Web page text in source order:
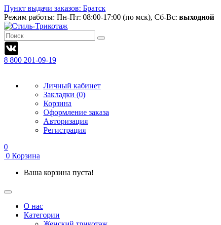
Пункт выдачи заказов: Братск
Режим работы: Пн-Пт: 08:00-17:00 (по мск), Сб-Вс: выходной
8 800 201-09-19
Личный кабинет
Закладки (0)
Корзина
Оформление заказа
Авторизация
Регистрация
0
0 Корзина
Ваша корзина пуста!
О нас
Категории